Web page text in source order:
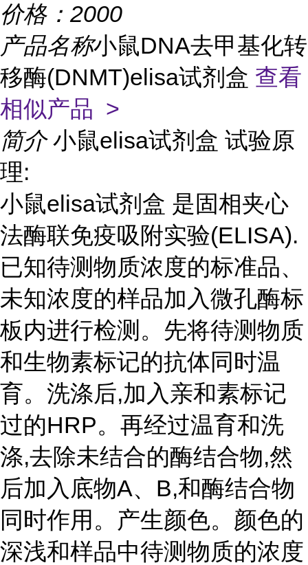
价格： 2000
产品名称小鼠DNA去甲基化转
移酶(DNMT)elisa试剂盒 查看
相似产品 >
简介 小鼠elisa试剂盒 试验原
理:
小鼠elisa试剂盒 是固相夹心
法酶联免疫吸附实验(ELISA).
已知待测物质浓度的标准品、
未知浓度的样品加入微孔酶标
板内进行检测。先将待测物质
和生物素标记的抗体同时温
育。洗涤后,加入亲和素标记
过的HRP。再经过温育和洗
涤,去除未结合的酶结合物,然
后加入底物A、B,和酶结合物
同时作用。产生颜色。颜色的
深浅和样品中待测物质的浓度